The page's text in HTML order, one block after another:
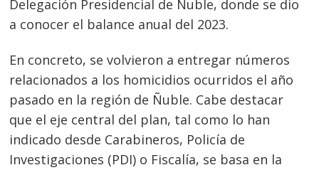
Delegación Presidencial de Ñuble, donde se dio
a conocer el balance anual del 2023.
En concreto, se volvieron a entregar números
relacionados a los homicidios ocurridos el año
pasado en la región de Ñuble. Cabe destacar
que el eje central del plan, tal como lo han
indicado desde Carabineros, Policía de
Investigaciones (PDI) o Fiscalía, se basa en la